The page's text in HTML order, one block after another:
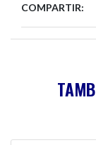
COMPARTIR: